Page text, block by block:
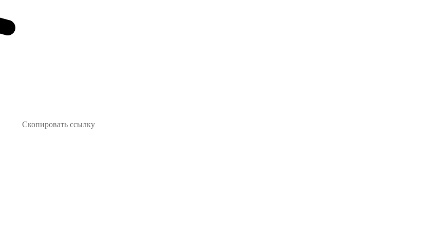
Скопировать ссылку